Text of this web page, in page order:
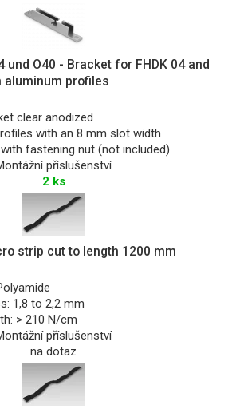
und O40 - Bracket for FHDK 04 and
aluminum profiles
clear anodized
with an 8 mm slot width
fastening nut (not included)
příslušenství
2 ks
strip cut to length 1200 mm
1,8 to 2,2 mm
> 210 N/cm
příslušenství
na dotaz